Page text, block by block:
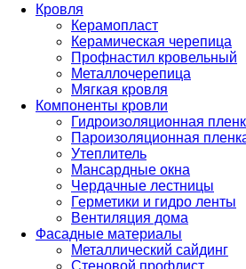
Кровля
Керамопласт
Керамическая черепица
Профнастил кровельный
Металлочерепица
Мягкая кровля
Компоненты кровли
Гидроизоляционная
Пароизоляционная
Утеплитель
Мансардные окна
Чердачные лестницы
Герметики и гидро ленты
Вентиляция дома
Фасадные материалы
Металлический сайдинг
Стеновой профлист